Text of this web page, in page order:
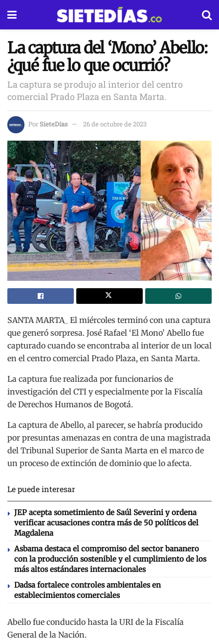
La captura del ‘Mono’ Abello:
¿qué fue lo que ocurrió?
La captura se produjo al interior del centro
comercial Prado Plaza en Santa Marta.
PorSieteDías 26 de octubre de 2023
SANTA MARTA_ El miércoles terminó con una captura
que generó sorpresa. José Rafael ‘El Mono’ Abello fue
capturado cuando se encontraba al interior de un local
en el centro comercial Prado Plaza, en Santa Marta.
La captura fue realizada por funcionarios de
investigación del CTI y especialmente por la Fiscalía
de Derechos Humanos de Bogotá.
La captura de Abello, al parecer, se habría producido
por presuntas amenazas en contra de una magistrada
del Tribunal Superior de Santa Marta en el marco de
un proceso de extinción de dominio que lo afecta.
Le puede interesar
JEP acepta sometimiento de Saúl Severini y ordena
verificar acusaciones contra más de 50 políticos del
Magdalena
Asbama destaca el compromiso del sector bananero
con la producción sostenible y el cumplimiento de los
más altos estándares internacionales
Dadsa fortalece controles ambientales en
establecimientos comerciales
Abello fue conducido hasta la URI de la Fiscalía
General de la Nación.